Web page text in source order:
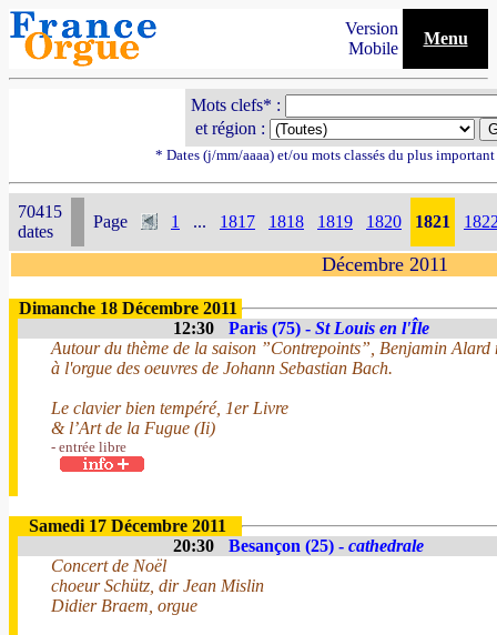
Version
Mobile
Menu
Mots clefs* :
et région :
* Dates (j/mm/aaaa) et/ou mots classés du plus
70415
dates
Page 1 ... 1817 1818 1819 1820 1821
Décembre 2011
Dimanche 18 Décembre 2011
12:30
Paris (75) - St Louis en l'Île
Autour du thème de la saison ”Contrepoints”, Benjamin
à l'orgue des oeuvres de Johann Sebastian Bach.
Le clavier bien tempéré, 1er Livre
& l’Art de la Fugue (Ii)
- entrée libre
Samedi 17 Décembre 2011
20:30
Besançon (25) - cathedrale
Concert de Noël
choeur Schütz, dir Jean Mislin
Didier Braem, orgue